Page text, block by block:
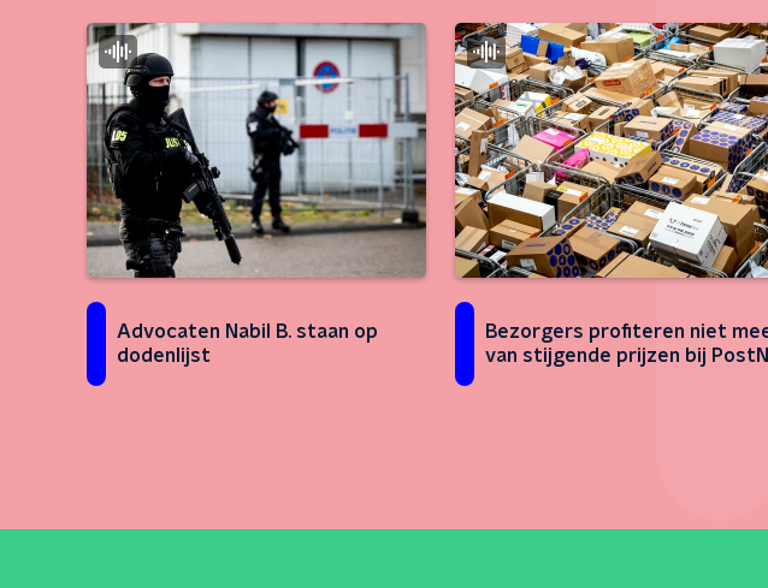
Advocaten Nabil B. staan op
dodenlijst
Bezorgers profiteren niet
van stijgende prijzen bij